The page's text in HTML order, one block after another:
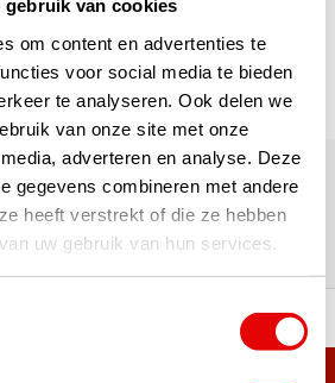
gebruik van cookies
om content en advertenties te
voor social media te bieden
te analyseren. Ook delen we
van onze site met onze
adverteren en analyse. Deze
gegevens combineren met andere
heeft verstrekt of die ze hebben
uw gebruik van hun services.
Seite 1 von 1
Über 5.000 Bewertungen | Trusted
Das sagen unsere
Vor 15:00 Uhr bestellt,